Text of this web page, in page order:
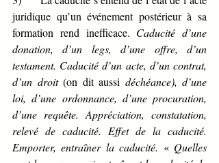
juridique qu’un événement postérieur à sa
formation rend inefficace. Caducité d’une
donation, d’un legs, d’une offre, d’un
testament. Caducité d’un acte, d’un contrat,
d’un droit (on dit aussi déchéance), d’une
loi, d’une ordonnance, d’une procuration,
d’une requête. Appréciation, constatation,
relevé de caducité. Effet de la caducité.
Emporter, entraîner la caducité. « Quelles